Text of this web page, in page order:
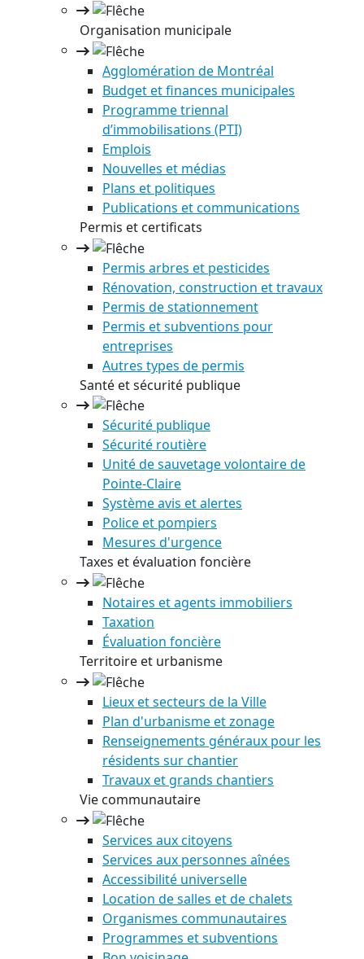
Organisation municipale
Agglomération de Montréal
Budget et finances municipales
Programme triennal
d’immobilisations (PTI)
Emplois
Nouvelles et médias
Plans et politiques
Publications et communications
Permis et certificats
Permis arbres et pesticides
Rénovation, construction et travaux
Permis de stationnement
Permis et subventions pour
entreprises
Autres types de permis
Santé et sécurité publique
Sécurité publique
Sécurité routière
Unité de sauvetage volontaire de
Pointe-Claire
Système avis et alertes
Police et pompiers
Mesures d'urgence
Taxes et évaluation foncière
Notaires et agents immobiliers
Taxation
Évaluation foncière
Territoire et urbanisme
Lieux et secteurs de la Ville
Plan d'urbanisme et zonage
Renseignements généraux pour les
résidents sur chantier
Travaux et grands chantiers
Vie communautaire
Services aux citoyens
Services aux personnes aînées
Accessibilité universelle
Location de salles et de chalets
Organismes communautaires
Programmes et subventions